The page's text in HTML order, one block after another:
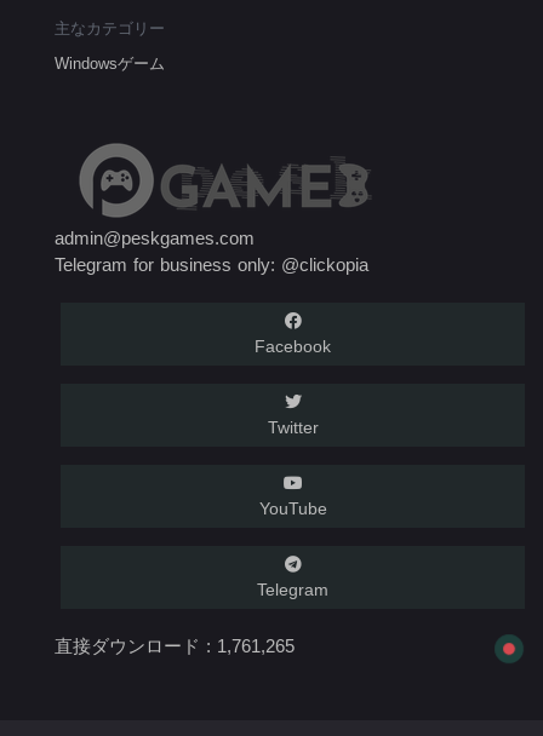
主なカテゴリー
Windowsゲーム
admin@peskgames.com
Telegram for business only: @clickopia
Facebook
Twitter
YouTube
Telegram
直接ダウンロード : 1,761,265